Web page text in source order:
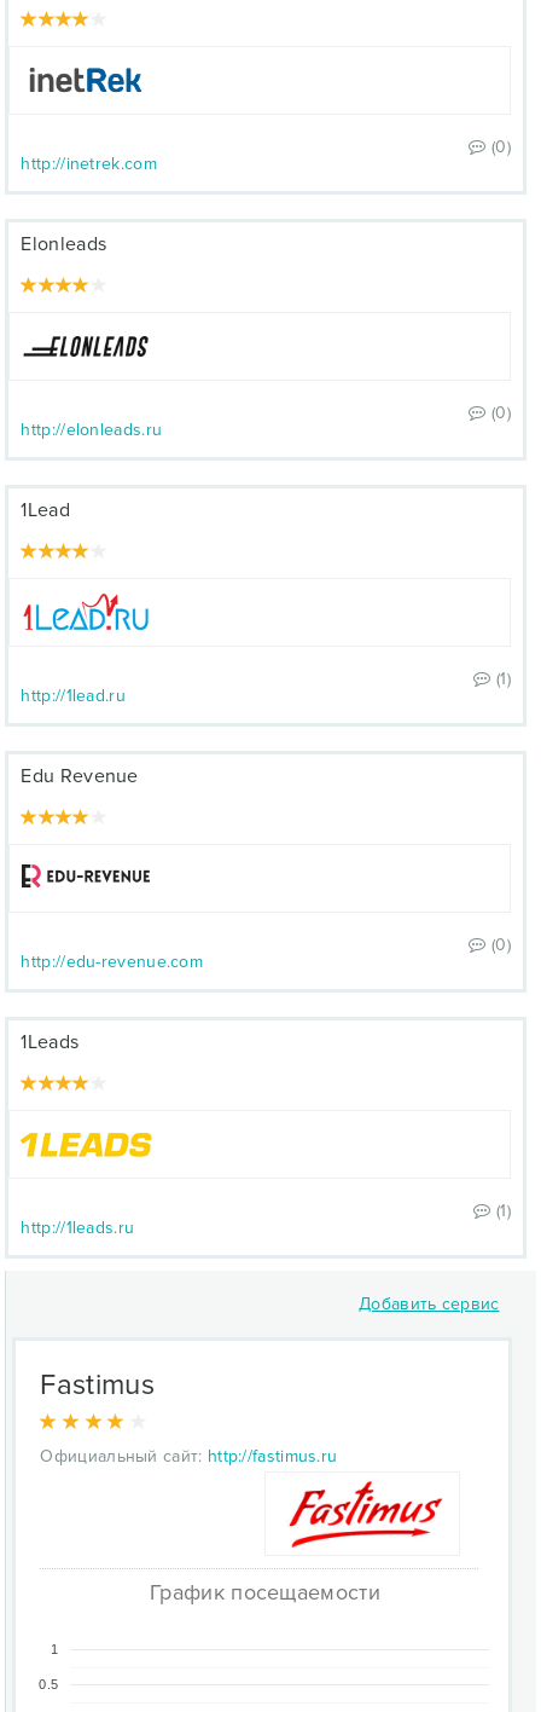
(0)
http://inetrek.com
Elonleads
(0)
http://elonleads.ru
1Lead
(1)
http://1lead.ru
Edu Revenue
(0)
http://edu-revenue.com
1Leads
(1)
http://1leads.ru
Добавить сервис
Fastimus
Официальный сайт: http://fastimus.ru
График посещаемости
0.5
1